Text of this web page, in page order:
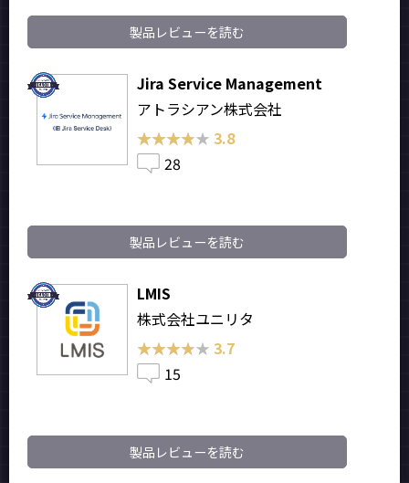
製品レビューを読む
Jira Service Management
アトラシアン株式会社
★★★★★
★★★★★ 3.8
28
製品レビューを読む
LMIS
株式会社ユニリタ
★★★★★
★★★★★ 3.7
15
製品レビューを読む